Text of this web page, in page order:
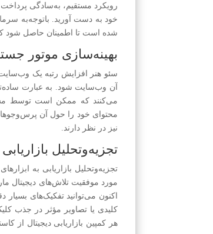
رویکرد مستقیم، به‌سادگی
خود به دست آورید. باتوجه‌به
شده است تا اطمینان حاصل شود که
بهینه‌سازی موتور
سئو هنر افزایش رتبه یک
آن وب‌سایت شود. به عبارت
می‌کنند که ممکن است توسط
محتوای خود را حول آن پرس‌وجوها
نیز در نظر دارند.
تجزیه‌وتحلیل بازاریابی
مورد موفقیت تلاش‌های دیجیتال
اکنون می‌توانید تفکیک‌های بسیار
کلیدی یا تصاویر مؤثر در جذب
هر کمپین بازاریابی دیجیتال